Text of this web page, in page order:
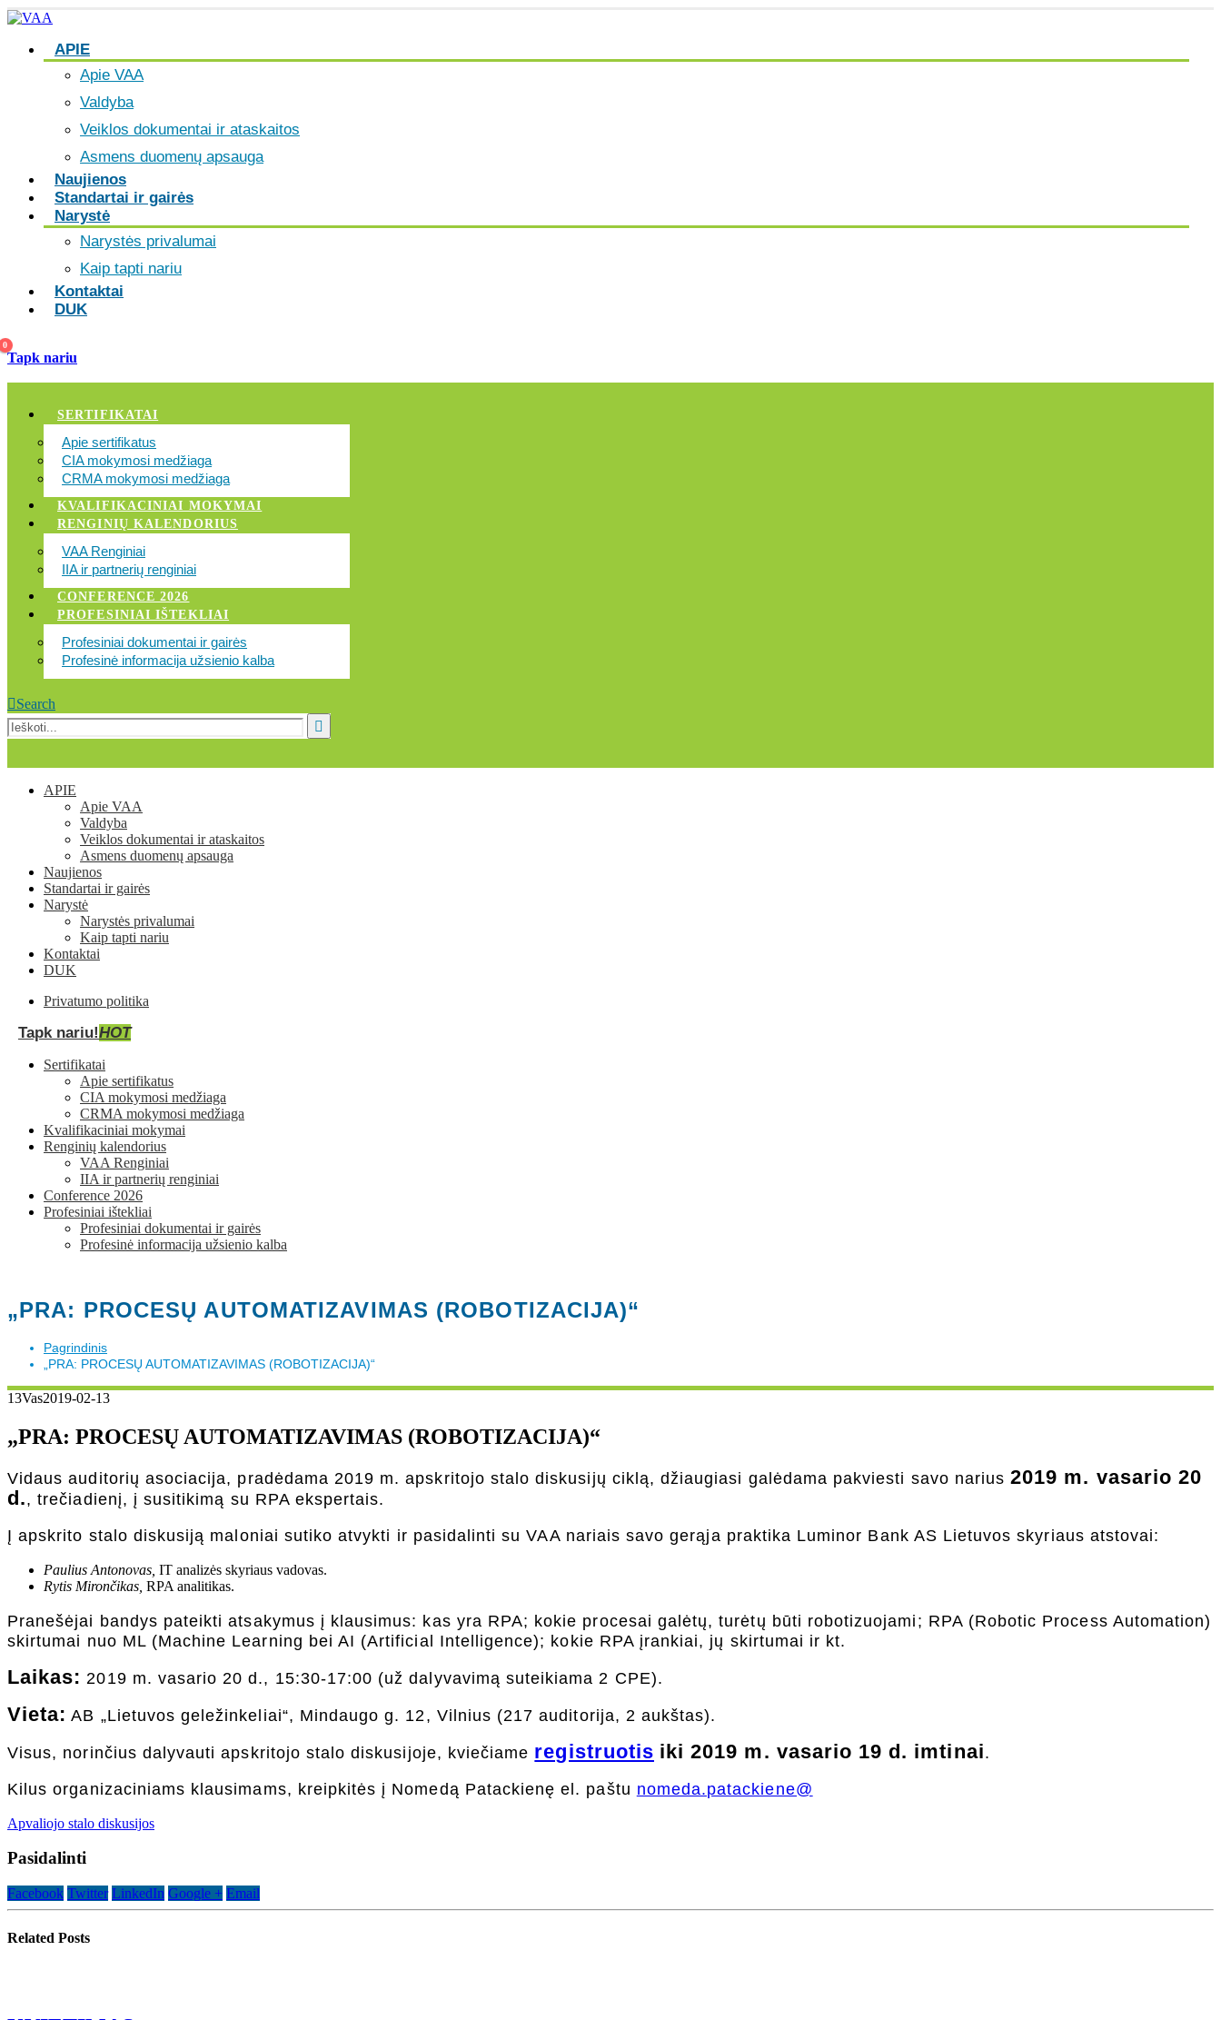
APIE
Apie VAA
Valdyba
Veiklos dokumentai ir ataskaitos
Asmens duomenų apsauga
Naujienos
Standartai ir gairės
Narystė
Narystės privalumai
Kaip tapti nariu
Kontaktai
DUK
0
Tapk nariu
SERTIFIKATAI
Apie sertifikatus
CIA mokymosi medžiaga
CRMA mokymosi medžiaga
KVALIFIKACINIAI MOKYMAI
RENGINIŲ KALENDORIUS
VAA Renginiai
IIA ir partnerių renginiai
CONFERENCE 2026
PROFESINIAI IŠTEKLIAI
Profesiniai dokumentai ir gairės
Profesinė informacija užsienio kalba
Search
APIE
Apie VAA
Valdyba
Veiklos dokumentai ir ataskaitos
Asmens duomenų apsauga
Naujienos
Standartai ir gairės
Narystė
Narystės privalumai
Kaip tapti nariu
Kontaktai
DUK
Privatumo politika
Tapk nariu!HOT
Sertifikatai
Apie sertifikatus
CIA mokymosi medžiaga
CRMA mokymosi medžiaga
Kvalifikaciniai mokymai
Renginių kalendorius
VAA Renginiai
IIA ir partnerių renginiai
Conference 2026
Profesiniai ištekliai
Profesiniai dokumentai ir gairės
Profesinė informacija užsienio kalba
„PRA: PROCESŲ AUTOMATIZAVIMAS (ROBOTIZACIJA)“
Pagrindinis
„PRA: PROCESŲ AUTOMATIZAVIMAS (ROBOTIZACIJA)“
13Vas2019-02-13
„PRA: PROCESŲ AUTOMATIZAVIMAS (ROBOTIZACIJA)“
Vidaus auditorių asociacija, pradėdama 2019 m. apskritojo stalo diskusijų ciklą, džiaugiasi galėdama pakviesti savo narius2019 m. vasario 20
d., trečiadienį, į susitikimą su RPA ekspertais.
Į apskrito stalo diskusiją maloniai sutiko atvykti ir pasidalinti su VAA nariais savo gerąja praktika Luminor Bank AS Lietuvos skyriaus atstovai:
Paulius Antonovas, IT analizės skyriaus vadovas.
Rytis Mirončikas, RPA analitikas.
Pranešėjai bandys pateikti atsakymus į klausimus: kas yra RPA; kokie procesai galėtų, turėtų būti robotizuojami; RPA (Robotic Process Automation)
skirtumai nuo ML (Machine Learning bei AI (Artificial Intelligence); kokie RPA įrankiai, jų skirtumai ir kt.
Laikas: 2019 m. vasario 20 d., 15:30-17:00 (už dalyvavimą suteikiama 2 CPE).
Vieta: AB „Lietuvos geležinkeliai“, Mindaugo g. 12, Vilnius (217 auditorija, 2 aukštas).
Visus, norinčius dalyvauti apskritojo stalo diskusijoje, kviečiame registruotis iki 2019 m. vasario 19 d. imtinai.
Kilus organizaciniams klausimams, kreipkitės į Nomedą Patackienę el. paštu nomeda.patackiene@
Apvaliojo stalo diskusijos
Pasidalinti
Facebook Twitter LinkedIn Google + Email
Related Posts